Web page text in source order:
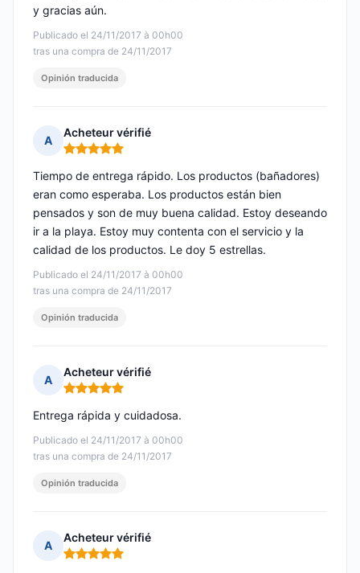
Publicado el 24/11/2017 à 00h00
tras una compra de 24/11/2017
y gracias aún.
Opinión traducida
A
Acheteur vérifié
Nota: 5 de 5
Publicado el 24/11/2017 à 00h00
tras una compra de 24/11/2017
Tiempo de entrega rápido. Los productos (bañadores)
eran como esperaba. Los productos están bien
pensados y son de muy buena calidad. Estoy deseando
ir a la playa. Estoy muy contenta con el servicio y la
calidad de los productos. Le doy 5 estrellas.
Opinión traducida
A
Acheteur vérifié
Nota: 5 de 5
Publicado el 24/11/2017 à 00h00
tras una compra de 24/11/2017
Entrega rápida y cuidadosa.
Opinión traducida
A
Acheteur vérifié
Nota: 5 de 5